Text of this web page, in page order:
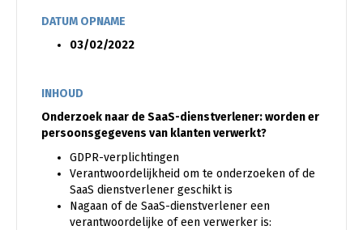
DATUM OPNAME
03/02/2022
INHOUD
Onderzoek naar de SaaS-dienstverlener: worden er
persoonsgegevens van klanten verwerkt?
GDPR-verplichtingen
Verantwoordelijkheid om te onderzoeken of de
SaaS dienstverlener geschikt is
Nagaan of de SaaS-dienstverlener een
verantwoordelijke of een verwerker is: